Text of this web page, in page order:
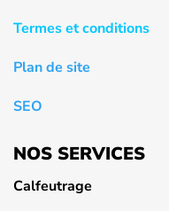
Termes et conditions
Plan de site
SEO
NOS SERVICES
Calfeutrage